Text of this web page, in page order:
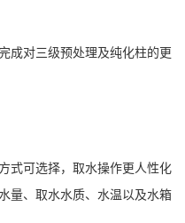
成对三级预处理及纯化柱的更
式可选择，取水操作更人性化
量、取水水质、水温以及水箱